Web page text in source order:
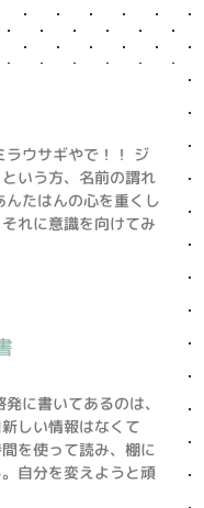
ラウサギやで！！ ジ
いう方、名前の謂れ
たはんの心を重くし
れに意識を向けてみ
に書いてあるのは、
しい情報はなくて
を使って読み、棚に
自分を変えようと頑